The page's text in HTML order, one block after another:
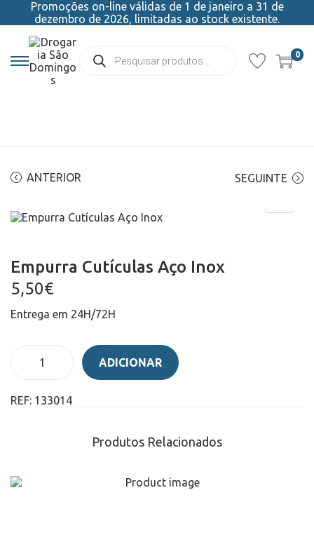
Promoções on-line válidas de 1 de janeiro a 31 de
dezembro de 2026, limitadas ao stock existente.
0
ANTERIOR SEGUINTE
Empurra Cutículas Aço Inox
5,50€
Entrega em 24H/72H
ADICIONAR
REF: 133014
Produtos Relacionados